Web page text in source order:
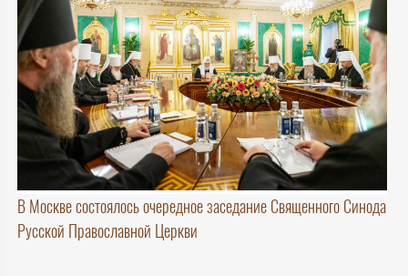
В Москве состоялось очередное заседание Священного Синода
Русской Православной Церкви